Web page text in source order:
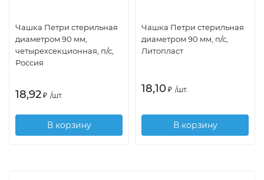
Чашка Петри стерильная
диаметром 90 мм,
четырехсекционная, п/с,
Россия
18,92 ₽ /шт.
В корзину
Чашка Петри стерильная
диаметром 90 мм, п/с,
Литопласт
18,10 ₽ /шт.
В корзину